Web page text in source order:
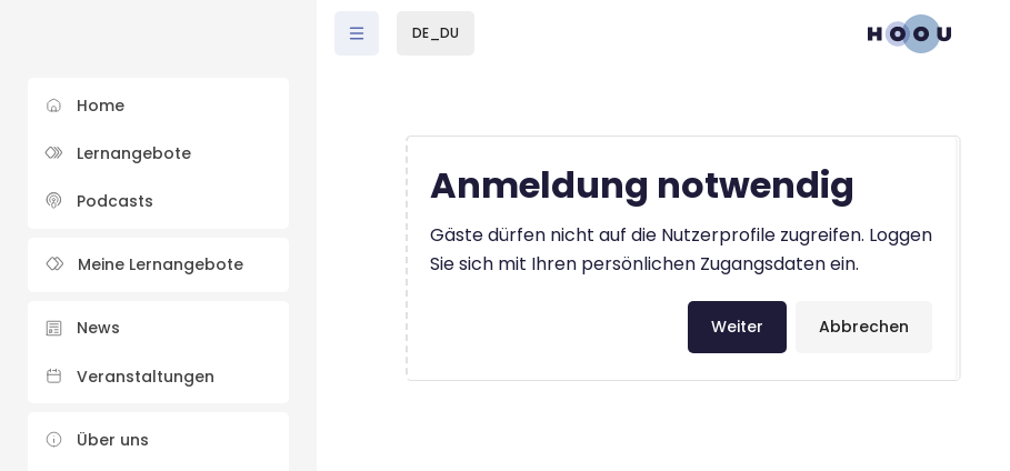
Home
Lernangebote
Podcasts
Meine Lernangebote
News
Veranstaltungen
Über uns
DE_DU
Anmeldung notwendig
Gäste dürfen nicht auf die Nutzerprofile zugreifen. Loggen
Sie sich mit Ihren persönlichen Zugangsdaten ein.
Abbrechen
Weiter